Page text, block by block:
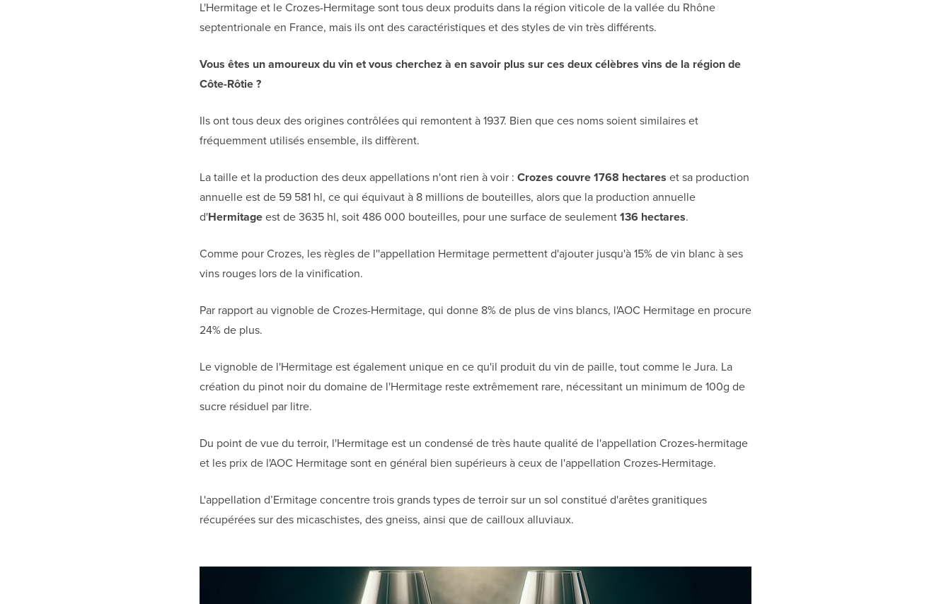
L'Hermitage et le Crozes-Hermitage sont tous deux produits dans la région viticole de la vallée du Rhône
septentrionale en France, mais ils ont des caractéristiques et des styles de vin très différents.
Vous êtes un amoureux du vin et vous cherchez à en savoir plus sur ces deux célèbres vins de la région de
Côte-Rôtie ?
Ils ont tous deux des origines contrôlées qui remontent à 1937. Bien que ces noms soient similaires et
fréquemment utilisés ensemble, ils diffèrent.
La taille et la production des deux appellations n'ont rien à voir : Crozes couvre 1768 hectares et sa production
annuelle est de 59 581 hl, ce qui équivaut à 8 millions de bouteilles, alors que la production annuelle
d'Hermitage est de 3635 hl, soit 486 000 bouteilles, pour une surface de seulement 136 hectares.
Comme pour Crozes, les règles de l''appellation Hermitage permettent d'ajouter jusqu'à 15% de vin blanc à ses
vins rouges lors de la vinification.
Par rapport au vignoble de Crozes-Hermitage, qui donne 8% de plus de vins blancs, l'AOC Hermitage en procure
24% de plus.
Le vignoble de l'Hermitage est également unique en ce qu'il produit du vin de paille, tout comme le Jura. La
création du pinot noir du domaine de l'Hermitage reste extrêmement rare, nécessitant un minimum de 100g de
sucre résiduel par litre.
Du point de vue du terroir, l'Hermitage est un condensé de très haute qualité de l'appellation Crozes-hermitage
et les prix de l'AOC Hermitage sont en général bien supérieurs à ceux de l'appellation Crozes-Hermitage.
L'appellation d’Ermitage concentre trois grands types de terroir sur un sol constitué d'arêtes granitiques
récupérées sur des micaschistes, des gneiss, ainsi que de cailloux alluviaux.